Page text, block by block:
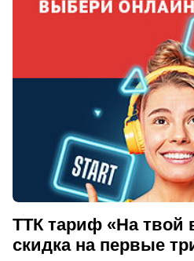
ТТК тариф «На твой
скидка на первые